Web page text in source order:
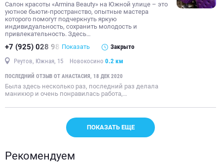
Салон красоты «Armina Beauty» на Южной улице – это
уютное бьюти-пространство, опытные мастера
которого помогут подчеркнуть яркую
индивидуальность, сохранить молодость и
привлекательность. Здесь…
+7 (925) 028 98 Показать Закрыто
Реутов, Южная, 15 Новокосино 0.2 км
ПОСЛЕДНИЙ ОТЗЫВ ОТ АНАСТАСИЯ, 18 ДЕК 2020
Была здесь несколько раз, последний раз делала
маникюр и очень понравилась работа,…
ПОКАЗАТЬ ЕЩЕ
Рекомендуем